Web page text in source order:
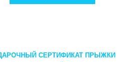
СЕРТИФИКАТ ПРЫЖКИ